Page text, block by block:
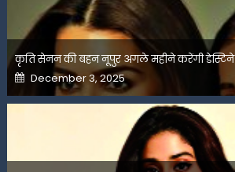
कृति सेनन की बहन नूपुर अगले महीने करेंगी
Posted
on
December 3, 2025